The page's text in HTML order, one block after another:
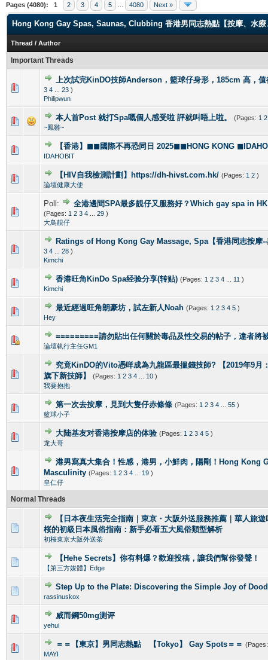
Pages (4080): 1 2 3 4 5 4080 Next »
Hong Kong Gay Spas, Saunas, Clubbing 香港男同志熱點【按摩、水療
Thread / Author
Important Threads
上次試完KinDO技師Anderson，籃球仔身形，185cm 高，
3 4 23 )
Philipwun
本人首Post 就打Spa嘅個人感受啦 評就叫唔上啦。 (Pages: 1 2
~鳳雛~
1 Vote(s) - 5 out of 5 in Average
12345
【香港】◼◼國際不再恐同日 2025◼◼HONG KONG
IDAHOBIT
0 Vote(s) - 0 out of 5 in Average
12345
【HIV自我檢測計劃】https://dh-hivst.com.hk/ (Pages: 1 2 )
論壇健康大使
0 Vote(s) - 0 out of 5 in Average
1 2345
Poll: 全港邊間SPA最多靚仔又服務好？Which gay spa in
(Pages: 1 2 3 4 29 )
大鳥靚仔
1 Vote(s) - 4 out of 5 in Average
Ratings of Hong Kong Gay Massage, Spa【香港同志按摩
3 4 28 )
Kimchi
1 Vote(s) - 5 out of 5 in Average
23
香港旺角KinDo Spa经验分享(转贴) (Pages: 1 2 3 4 11 )
Kimchi
0 Vote(s) - 0 out of 5 in Average
12345
最近經過旺角朗豪坊，試左新人Noah (Pages: 1 2 3 4 5 )
Hey
1 Vote(s) - 5 out of 5 in Average
12345
=========請勿貼出任何關於毒品及性交易的帖子，違者將
論壇執行主任GM1
1 Vote(s) - 4 out of 5 in Average
12345
究竟KinDO的Vito憑咩成為九龍區最搵錢技師? 【2019年9月
旗下新技師】
(Pages: 1 2 3 4 10 )
我要抱抱
0 Vote(s) - 0 out of 5 in Average
12 3 5
第一次去按摩，見到大隻仔赤條條 (Pages: 1 2 3 4 55 )
籃球小子
0 Vote(s) - 0 out of 5 in Average
12345
大陆基友对香港按摩店的体验 (Pages: 1 2 3 4 5 )
龙大哥
1 Vote(s) - 5 out of 5 in Average
12345
港男寫真大集合！性感，港男，小鮮肉，陽剛！Hong Kong
Masculinity (Pages: 1 2 3 4 19 )
皇仁仔
2 Vote(s) - 4 out of 5 in Average
1 2 45
Normal Threads
【日本夜生活完全指南｜東京・大阪外送服務推薦｜華人旅
桜的初級日本風俗指南：新手必看五大風俗類型解析
初桜東京大阪外送茶
0 Vote(s) - 0 out of 5 in Average
1 2345
【Hehe Secrets】你有料爆？歡迎投稿，讓我們幫你發聲！
【第三方媒體】Edge
0 Vote(s) - 0 out of 5 in Average
12345
Step Up to the Plate: Discovering the Simple Joy of
rassinuskox
0 Vote(s) - 0 out of 5 in Average
12 345
威而鋼50mg测评
yehui
0 Vote(s) - 0 out of 5 in Average
＝＝【東京】男同志熱點 【Tokyo】 Gay Spots＝＝
MAYI
0 Vote(s) - 0 out of 5 in Average
1234